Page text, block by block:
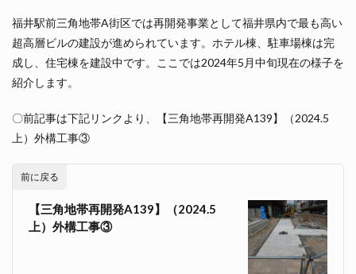
福井駅前三角地帯A街区では再開発事業として福井県内で最も高い
超高層ビルの建設が進められています。ホテル棟、駐車場棟は完
成し、住宅棟を建設中です。ここでは2024年5月中旬現在の様子を
紹介します。
〇前記事は下記リンクより、【三角地帯再開発A139】（2024.5
上）外構工事③
前に戻る
【三角地帯再開発A139】（2024.5
上）外構工事③